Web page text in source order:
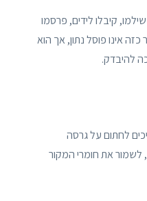
קיבלו לידים, פרסמו
אינו פוסל נתון, אך הוא
להיבדק.
לחתום על גרסה
לשמור את חומרי המקור